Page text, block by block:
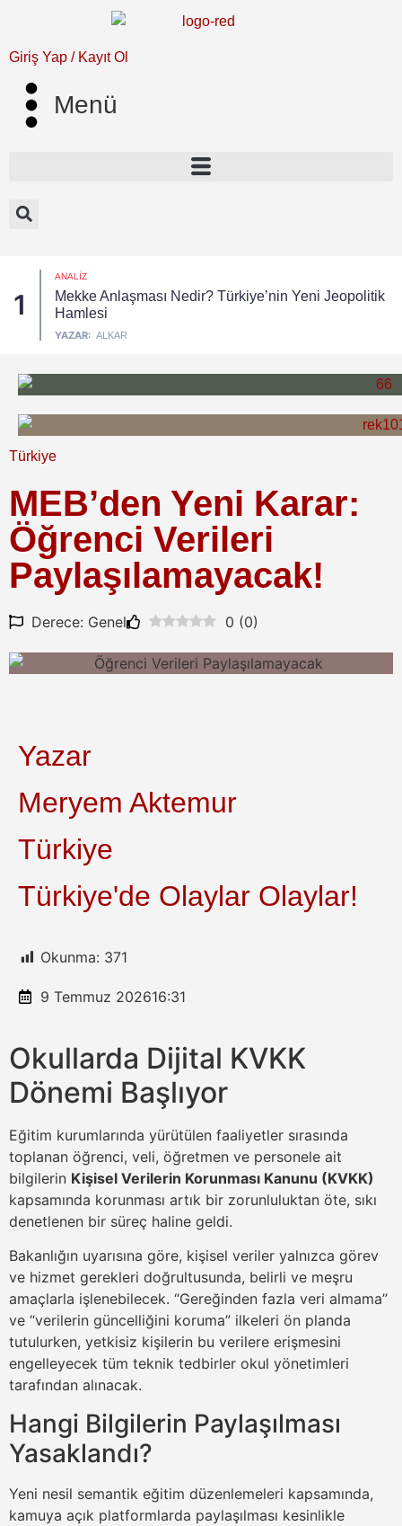
Giriş Yap / Kayıt Ol
Menü
1
ANALIZ
Mekke Anlaşması Nedir? Türkiye’nin Yeni Jeopolitik
Hamlesi
YAZAR: ALKAR
Türkiye
MEB’den Yeni Karar:
Öğrenci Verileri
Paylaşılamayacak!
Derece: Genel 0 (0)
Yazar
Meryem Aktemur
Türkiye
Türkiye'de Olaylar Olaylar!
Okunma: 371
9 Temmuz 202616:31
Okullarda Dijital KVKK
Dönemi Başlıyor
Eğitim kurumlarında yürütülen faaliyetler sırasında
toplanan öğrenci, veli, öğretmen ve personele ait
bilgilerin Kişisel Verilerin Korunması Kanunu (KVKK)
kapsamında korunması artık bir zorunluluktan öte, sıkı
denetlenen bir süreç haline geldi.
Bakanlığın uyarısına göre, kişisel veriler yalnızca görev
ve hizmet gerekleri doğrultusunda, belirli ve meşru
amaçlarla işlenebilecek. “Gereğinden fazla veri almama”
ve “verilerin güncelliğini koruma” ilkeleri ön planda
tutulurken, yetkisiz kişilerin bu verilere erişmesini
engelleyecek tüm teknik tedbirler okul yönetimleri
tarafından alınacak.
Hangi Bilgilerin Paylaşılması
Yasaklandı?
Yeni nesil semantik eğitim düzenlemeleri kapsamında,
kamuya açık platformlarda paylaşılması kesinlikle